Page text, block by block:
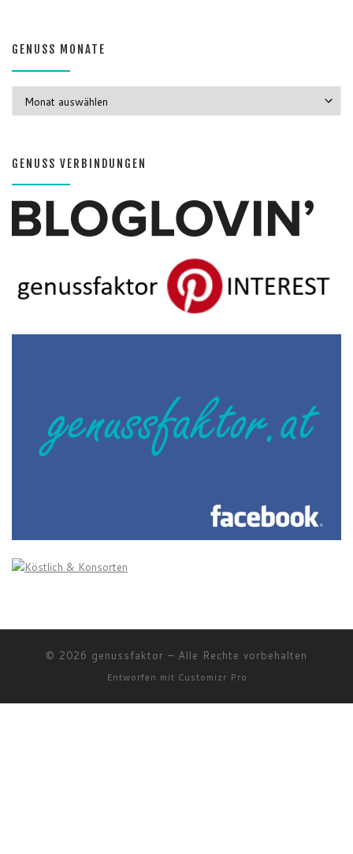
GENUSS MONATE
GENUSS VERBINDUNGEN
© 2026 genussfaktor – Alle Rechte vorbehalten
Entworfen mit Customizr Pro